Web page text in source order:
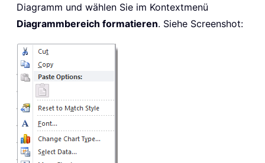
Diagramm und wählen Sie im Kontextmenü
Diagrammbereich formatieren. Siehe Screenshot: